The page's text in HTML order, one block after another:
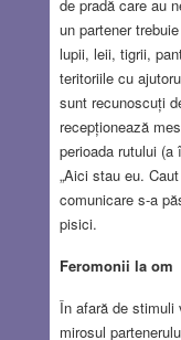
de pradă care au
un partener
lupii, leii, tigrii,
teritoriile cu
sunt recunoscuți
recepționează
perioada rutului
„Aici stau eu.
comunicare s-a
pisici.
Feromonii la om
În afară de stimuli
mirosul